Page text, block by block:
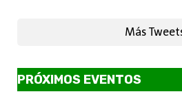
Más
PRÓXIMOS EVENTOS